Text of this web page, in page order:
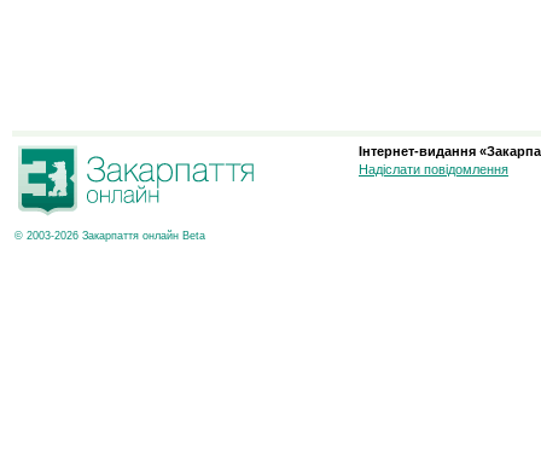
© 2003-2026 Закарпаття онлайн Beta
Інтернет-видання
Надіслати повідомлення